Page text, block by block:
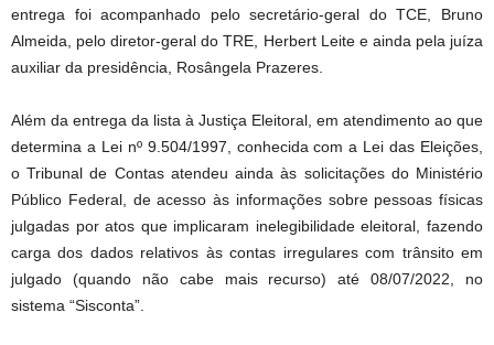
entrega foi acompanhado pelo secretário-geral do TCE, Bruno
Almeida, pelo diretor-geral do TRE, Herbert Leite e ainda pela juíza
auxiliar da presidência, Rosângela Prazeres.
Além da entrega da lista à Justiça Eleitoral, em atendimento ao que
determina a Lei nº 9.504/1997, conhecida com a Lei das Eleições,
o Tribunal de Contas atendeu ainda às solicitações do Ministério
Público Federal, de acesso às informações sobre pessoas físicas
julgadas por atos que implicaram inelegibilidade eleitoral, fazendo
carga dos dados relativos às contas irregulares com trânsito em
julgado (quando não cabe mais recurso) até 08/07/2022, no
sistema “Sisconta”.